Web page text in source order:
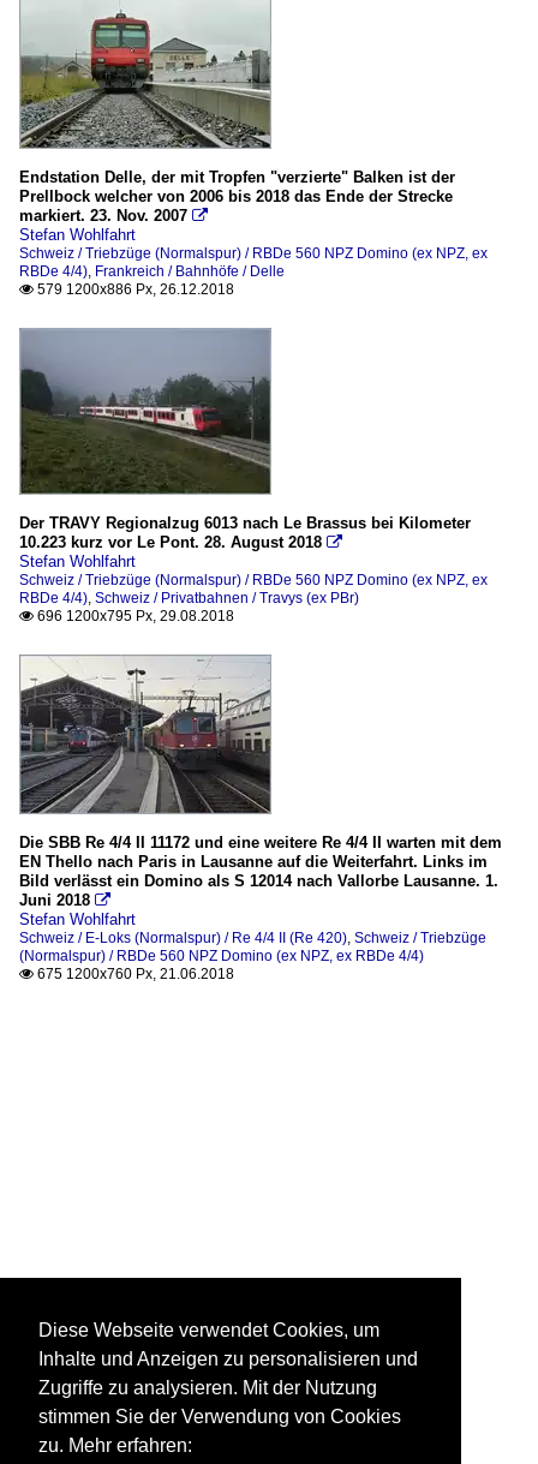
Endstation Delle, der mit Tropfen "verzierte" Balken ist der
Prellbock welcher von 2006 bis 2018 das Ende der Strecke
markiert. 23. Nov. 2007 
Stefan Wohlfahrt
Schweiz / Triebzüge (Normalspur) / RBDe 560 NPZ Domino (ex NPZ, ex
RBDe 4/4), Frankreich / Bahnhöfe / Delle
 579 1200x886 Px, 26.12.2018
Der TRAVY Regionalzug 6013 nach Le Brassus bei Kilometer
10.223 kurz vor Le Pont. 28. August 2018 
Stefan Wohlfahrt
Schweiz / Triebzüge (Normalspur) / RBDe 560 NPZ Domino (ex NPZ, ex
RBDe 4/4), Schweiz / Privatbahnen / Travys (ex PBr)
 696 1200x795 Px, 29.08.2018
Die SBB Re 4/4 II 11172 und eine weitere Re 4/4 II warten mit dem
EN Thello nach Paris in Lausanne auf die Weiterfahrt. Links im
Bild verlässt ein Domino als S 12014 nach Vallorbe Lausanne. 1.
Juni 2018 
Stefan Wohlfahrt
Schweiz / E-Loks (Normalspur) / Re 4/4 II (Re 420), Schweiz / Triebzüge
(Normalspur) / RBDe 560 NPZ Domino (ex NPZ, ex RBDe 4/4)
 675 1200x760 Px, 21.06.2018
Diese Webseite verwendet Cookies, um
Inhalte und Anzeigen zu personalisieren und
Zugriffe zu analysieren. Mit der Nutzung
stimmen Sie der Verwendung von Cookies
zu. Mehr erfahren: